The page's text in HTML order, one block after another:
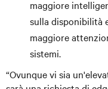
maggiore
sulla disponibilità
maggiore
sistemi.
“Ovunque vi sia